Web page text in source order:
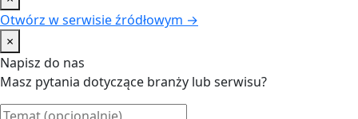
Otwórz w serwisie źródłowym →
×
Napisz do nas
Masz pytania dotyczące branży lub serwisu?